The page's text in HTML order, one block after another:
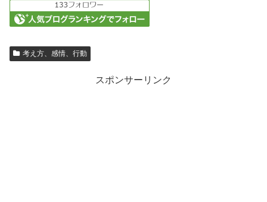
考え方、感情、行動
スポンサーリンク